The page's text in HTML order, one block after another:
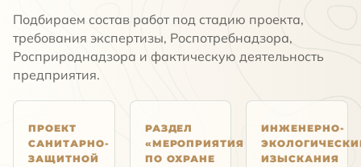
Подбираем состав работ под стадию проекта,
требования экспертизы, Роспотребнадзора,
Росприроднадзора и фактическую деятельность
предприятия.
ПРОЕКТ
САНИТАРНО-
ЗАЩИТНОЙ
РАЗДЕЛ
«МЕРОПРИЯТИЯ
ПО ОХРАНЕ
ИНЖЕНЕРНО-
ИЗЫСКАНИЯ